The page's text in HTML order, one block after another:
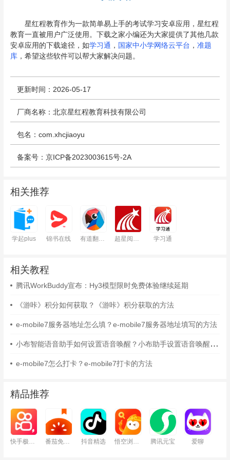
星红程教育作为一款简单易上手的考试学习安卓应用，星红程
教育一直被用户广泛使用。下载之家小编还为大家提供了其他几款
安卓应用的下载途径，如学习通 ， 国家中小学网络云平台 ， 准题
库，希望这些软件可以帮大家解决问题。
更新时间：2026-05-17
厂商名称：北京星红程教育科技有限公司
包名：com.xhcjiaoyu
备案号：京ICP备2023003615号-2A
相关推荐
学起plus 锦书在线 有道翻译官 超星阅读器 学习通
相关教程
腾讯WorkBuddy宣布：Hy3模型限时免费体验继续延期
《游咔》积分如何获取？《游咔》积分获取的方法
e-mobile7服务器地址怎么填？e-mobile7服务器地址填写的方法
小布智能语音助手如何设置语音唤醒？小布助手设置语音唤醒的方法
e-mobile7怎么打卡？e-mobile7打卡的方法
精品推荐
抖音精选 腾讯元宝 爱聊